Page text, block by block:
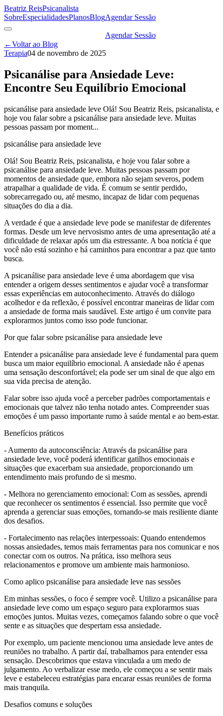
Beatriz ReisPsicanalista
SobreEspecialidadesPlanosBlogAgendar Sessão
Agendar Sessão
←Voltar ao Blog
Terapia04 de novembro de 2025
Psicanálise para Ansiedade Leve:
Encontre Seu Equilíbrio Emocional
psicanálise para ansiedade leve Olá! Sou Beatriz Reis, psicanalista, e
hoje vou falar sobre a psicanálise para ansiedade leve. Muitas
pessoas passam por moment...
psicanálise para ansiedade leve
Olá! Sou Beatriz Reis, psicanalista, e hoje vou falar sobre a
psicanálise para ansiedade leve. Muitas pessoas passam por
momentos de ansiedade que, embora não sejam severos, podem
atrapalhar a qualidade de vida. É comum se sentir perdido,
sobrecarregado ou, até mesmo, incapaz de lidar com pequenas
situações do dia a dia.
A verdade é que a ansiedade leve pode se manifestar de diferentes
formas. Desde um leve nervosismo antes de uma apresentação até a
dificuldade de relaxar após um dia estressante. A boa notícia é que
você não está sozinho e há caminhos para encontrar a paz que tanto
busca.
A psicanálise para ansiedade leve é uma abordagem que visa
entender a origem desses sentimentos e ajudar você a transformar
essas experiências em autoconhecimento. Através do diálogo
acolhedor e da reflexão, é possível encontrar maneiras de lidar com
a ansiedade de forma mais saudável. Este artigo é um convite para
explorarmos juntos como isso pode funcionar.
Por que falar sobre psicanálise para ansiedade leve
Entender a psicanálise para ansiedade leve é fundamental para quem
busca um maior equilíbrio emocional. A ansiedade não é apenas
uma sensação desconfortável; ela pode ser um sinal de que algo em
sua vida precisa de atenção.
Falar sobre isso ajuda você a perceber padrões comportamentais e
emocionais que talvez não tenha notado antes. Compreender suas
emoções é um passo importante rumo à saúde mental e ao bem-estar.
Benefícios práticos
- Aumento da autoconsciência: Através da psicanálise para
ansiedade leve, você poderá identificar gatilhos emocionais e
situações que exacerbam sua ansiedade, proporcionando um
entendimento mais profundo de si mesmo.
- Melhora no gerenciamento emocional: Com as sessões, aprendi
que reconhecer os sentimentos é essencial. Isso permite que você
aprenda a gerenciar suas emoções, tornando-se mais resiliente diante
dos desafios.
- Fortalecimento nas relações interpessoais: Quando entendemos
nossas ansiedades, temos mais ferramentas para nos comunicar e nos
conectar com os outros. Na prática, isso melhora seus
relacionamentos e promove um ambiente mais harmonioso.
Como aplico psicanálise para ansiedade leve nas sessões
Em minhas sessões, o foco é sempre você. Utilizo a psicanálise para
ansiedade leve como um espaço seguro para explorarmos suas
emoções juntos. Muitas vezes, começamos falando sobre o que você
sente e as situações que despertam essa ansiedade.
Por exemplo, um paciente mencionou uma ansiedade leve antes de
reuniões no trabalho. A partir daí, trabalhamos para entender essa
sensação. Descobrimos que estava vinculada a um medo de
julgamento. Ao verbalizar esse medo, ele começou a se sentir mais
leve e estabeleceu estratégias para encarar essas reuniões de forma
mais tranquila.
Desafios comuns e soluções